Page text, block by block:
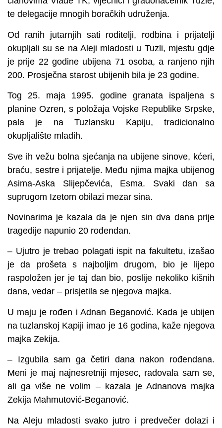
te delegacije mnogih boračkih udruženja.
Od ranih jutarnjih sati roditelji, rodbina i prijatelji
okupljali su se na Aleji mladosti u Tuzli, mjestu gdje
je prije 22 godine ubijena 71 osoba, a ranjeno njih
200. Prosječna starost ubijenih bila je 23 godine.
Tog 25. maja 1995. godine granata ispaljena s
planine Ozren, s položaja Vojske Republike Srpske,
pala je na Tuzlansku Kapiju, tradicionalno
okupljalište mladih.
Sve ih vežu bolna sjećanja na ubijene sinove, kćeri,
braću, sestre i prijatelje. Među njima majka ubijenog
Asima-Aska Slijepčevića, Esma. Svaki dan sa
suprugom Izetom obilazi mezar sina.
Novinarima je kazala da je njen sin dva dana prije
tragedije napunio 20 rođendan.
– Ujutro je trebao polagati ispit na fakultetu, izašao
je da prošeta s najboljim drugom, bio je lijepo
raspoložen jer je taj dan bio, poslije nekoliko kišnih
dana, vedar – prisjetila se njegova majka.
U maju je rođen i Adnan Beganović. Kada je ubijen
na tuzlanskoj Kapiji imao je 16 godina, kaže njegova
majka Zekija.
– Izgubila sam ga četiri dana nakon rođendana.
Meni je maj najnesretniji mjesec, radovala sam se,
ali ga više ne volim – kazala je Adnanova majka
Zekija Mahmutović-Beganović.
Na Aleju mladosti svako jutro i predvečer dolazi i